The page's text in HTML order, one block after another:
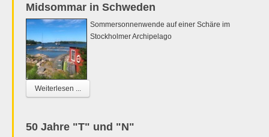
Midsommar in Schweden
Sommersonnenwende auf einer Schäre im
Stockholmer Archipelago
Weiterlesen ...
50 Jahre "T" und "N"